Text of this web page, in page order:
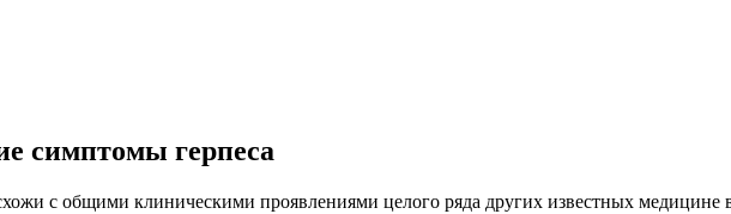
симптомы герпеса
с общими клиническими проявлениями целого ряда других известных